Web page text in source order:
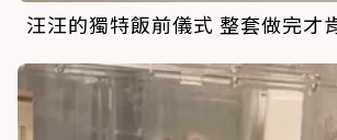
汪汪的獨特飯前儀式 整套做完才